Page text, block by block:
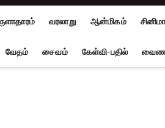
வரலாறு ஆன்மிகம்
வேதம் சைவம் கேள்வி-பதில்